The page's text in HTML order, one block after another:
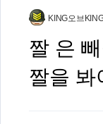
KING오브
짤 은
짤을 봐